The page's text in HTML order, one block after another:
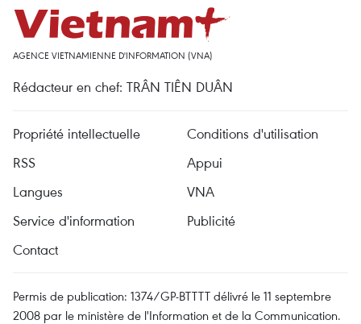
AGENCE VIETNAMIENNE D'INFORMATION (VNA)
Rédacteur en chef: TRÂN TIÊN DUÂN
Propriété intellectuelle
Conditions d'utilisation
RSS
Appui
Langues
VNA
Service d'information
Publicité
Contact
Permis de publication: 1374/GP-BTTTT délivré le 11 septembre
2008 par le ministère de l'Information et de la Communication.